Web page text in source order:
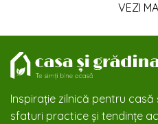
VEZI
Inspirație zilnică pentru
sfaturi practice și tendințe